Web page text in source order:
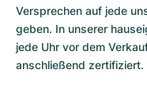
Versprechen auf jede
geben. In unserer
jede Uhr vor dem
anschließend zertifiziert.